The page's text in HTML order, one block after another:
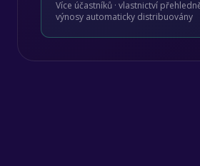
Více účastníků · vlastnictví
výnosy automaticky distribuovány